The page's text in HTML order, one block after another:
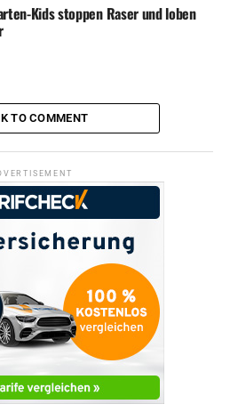
Eltern, die überlegen, ihr Kind
2017 anzumelden, in den
zur Einrichtung ihrer Wahl
SOZIALES STADTVERWALTUNG
im Sport- und Freizeitbad
Kids stoppen Raser und loben
TO COMMENT